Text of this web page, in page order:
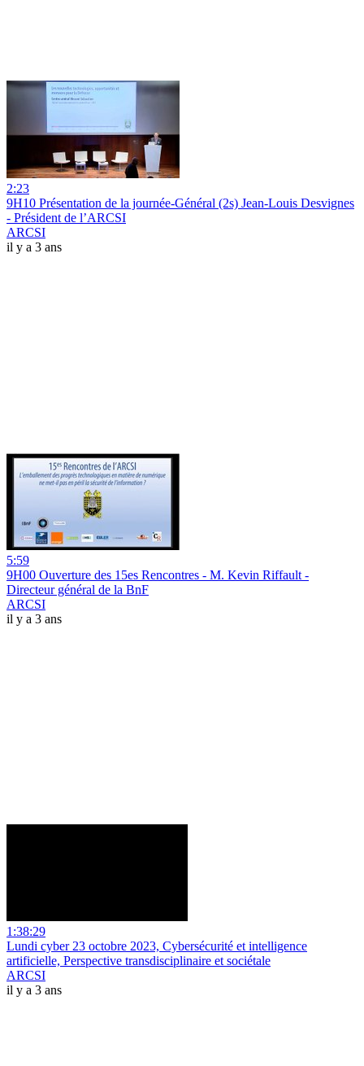
2:23
9H10 Présentation de la journée-Général (2s) Jean-Louis Desvignes
- Président de l’ARCSI
ARCSI
il y a 3 ans
5:59
9H00 Ouverture des 15es Rencontres - M. Kevin Riffault -
Directeur général de la BnF
ARCSI
il y a 3 ans
1:38:29
Lundi cyber 23 octobre 2023, Cybersécurité et intelligence
artificielle, Perspective transdisciplinaire et sociétale
ARCSI
il y a 3 ans